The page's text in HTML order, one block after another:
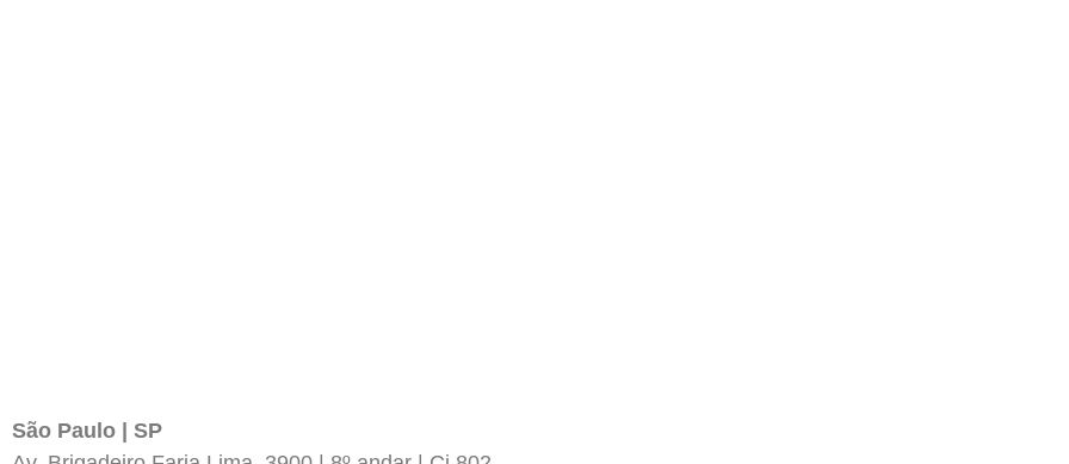
São Paulo | SP